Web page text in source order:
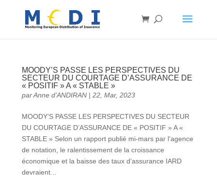
MOODY’S PASSE LES PERSPECTIVES DU
SECTEUR DU COURTAGE D’ASSURANCE DE
« POSITIF » A « STABLE »
parAnne d’ANDIRAN| 22, Mar, 2023
MOODY’S PASSE LES PERSPECTIVES DU SECTEUR
DU COURTAGE D’ASSURANCE DE « POSITIF » A «
STABLE » Selon un rapport publié mi-mars par l’agence
de notation, le ralentissement de la croissance
économique et la baisse des taux d’assurance IARD
devraient...